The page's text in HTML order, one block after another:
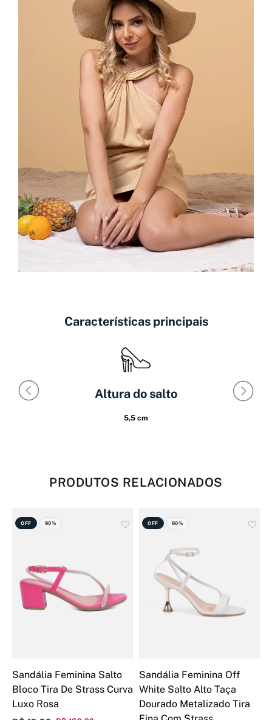
Características principais
Altura do salto
5,5 cm
PRODUTOS RELACIONADOS
OFF 90%
Sandália Feminina Salto
Bloco Tira De Strass Curva
Luxo Rosa
OFF 60%
Sandália Feminina Off
White Salto Alto Taça
Dourado Metalizado Tira